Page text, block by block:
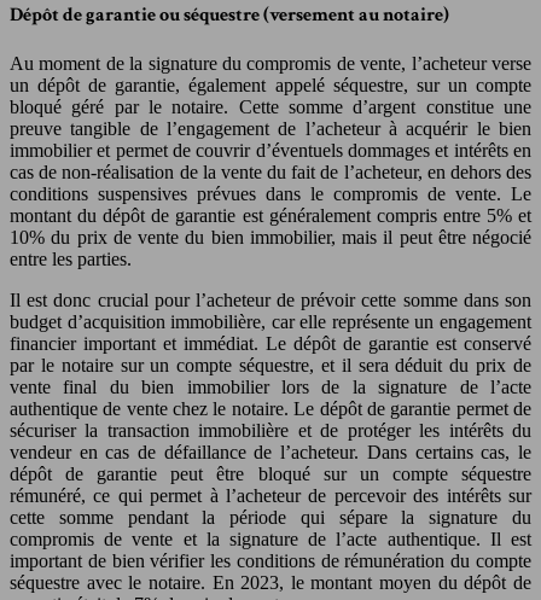
Dépôt de garantie ou séquestre (versement au notaire)
Au moment de la signature du compromis de vente, l’acheteur verse
un dépôt de garantie, également appelé séquestre, sur un compte
bloqué géré par le notaire. Cette somme d’argent constitue une
preuve tangible de l’engagement de l’acheteur à acquérir le bien
immobilier et permet de couvrir d’éventuels dommages et intérêts en
cas de non-réalisation de la vente du fait de l’acheteur, en dehors des
conditions suspensives prévues dans le compromis de vente. Le
montant du dépôt de garantie est généralement compris entre 5% et
10% du prix de vente du bien immobilier, mais il peut être négocié
entre les parties.
Il est donc crucial pour l’acheteur de prévoir cette somme dans son
budget d’acquisition immobilière, car elle représente un engagement
financier important et immédiat. Le dépôt de garantie est conservé
par le notaire sur un compte séquestre, et il sera déduit du prix de
vente final du bien immobilier lors de la signature de l’acte
authentique de vente chez le notaire. Le dépôt de garantie permet de
sécuriser la transaction immobilière et de protéger les intérêts du
vendeur en cas de défaillance de l’acheteur. Dans certains cas, le
dépôt de garantie peut être bloqué sur un compte séquestre
rémunéré, ce qui permet à l’acheteur de percevoir des intérêts sur
cette somme pendant la période qui sépare la signature du
compromis de vente et la signature de l’acte authentique. Il est
important de bien vérifier les conditions de rémunération du compte
séquestre avec le notaire. En 2023, le montant moyen du dépôt de